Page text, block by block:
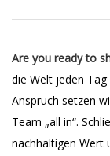
Are you ready to
die Welt jeden
Anspruch setzen
Team „all in“.
nachhaltigen Wert